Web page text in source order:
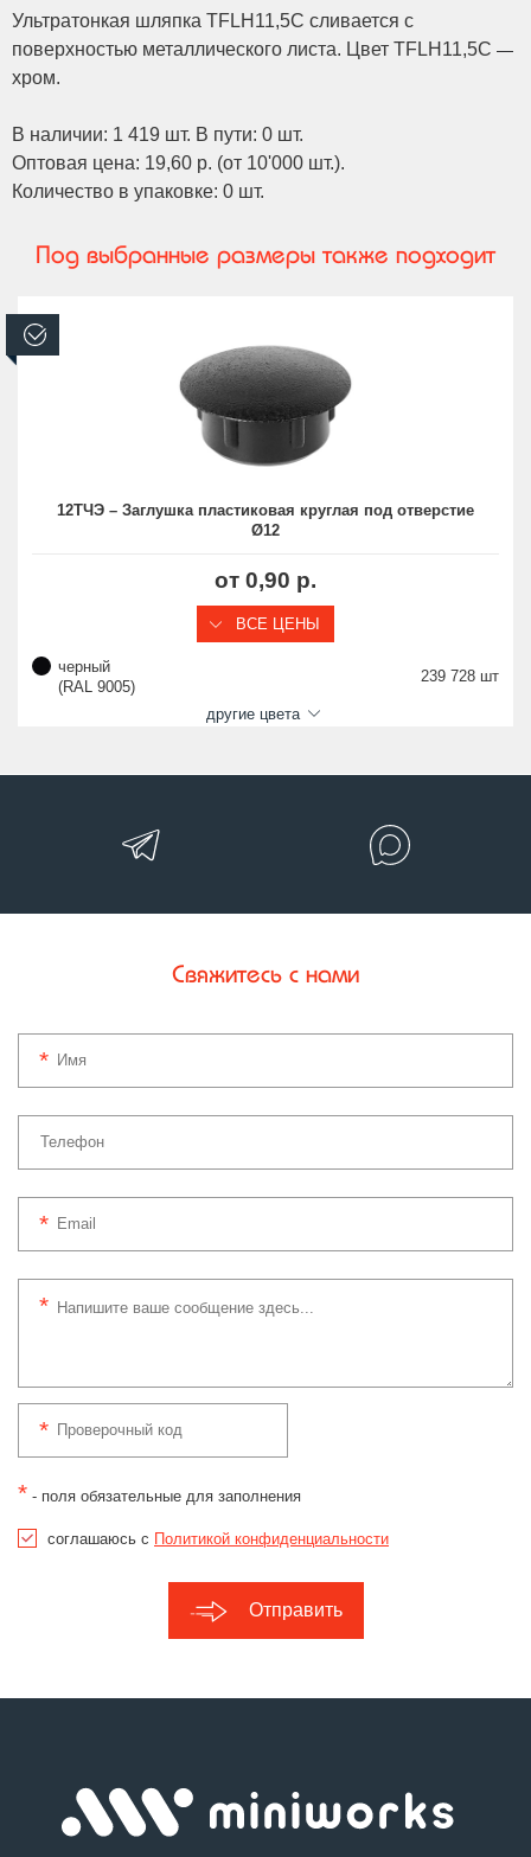
Ультратонкая шляпка TFLH11,5C сливается с
поверхностью металлического листа. Цвет TFLH11,5C —
хром.
В наличии: 1 419 шт. В пути: 0 шт.
Оптовая цена: 19,60 р. (от 10'000 шт.).
Количество в упаковке: 0 шт.
Под выбранные размеры также подходит
12ТЧЭ – Заглушка пластиковая круглая под отверстие
Ø12
от 0,90 р.
ВСЕ ЦЕНЫ
черный
(RAL 9005)
239 728 шт
другие цвета
Свяжитесь с нами
* - поля обязательные для заполнения
соглашаюсь с Политикой конфиденциальности
Отправить